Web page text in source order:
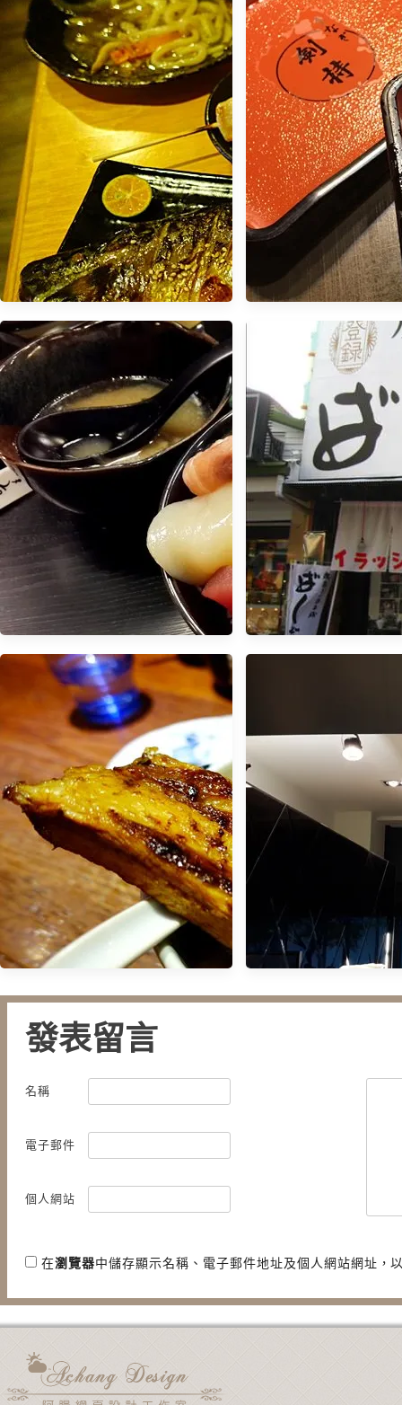
【食記】岩串燒居酒屋．微醺的
周末夜晚 @六張犁捷運站
【食記】劍持屋．台
魚飯老店 @行
【食記】火紅排隊美食 平價日式
料理 - 小六食堂@行天宮站
ん屋-爆彈屋
【食記】麵屋武藏虎嘯．霸氣的
發表留言
名稱
電子郵件
個人網站
在瀏覽器中儲存顯示名稱、電子郵件地址及個人網站網址，
用電子郵件通知我後續的迴響。